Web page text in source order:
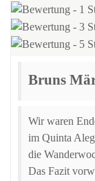
Bruns
Wir waren
im Quinta
die
Das Fazit